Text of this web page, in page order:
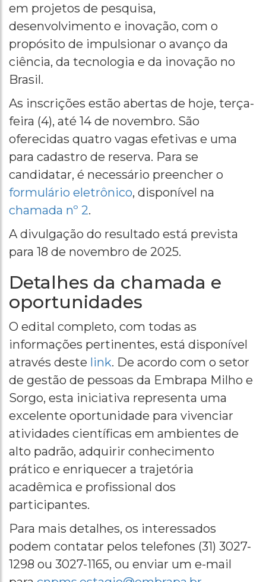
em projetos de pesquisa,
desenvolvimento e inovação, com o
propósito de impulsionar o avanço da
ciência, da tecnologia e da inovação no
Brasil.
As inscrições estão abertas de hoje, terça-
feira (4), até 14 de novembro. São
oferecidas quatro vagas efetivas e uma
para cadastro de reserva. Para se
candidatar, é necessário preencher o
formulário eletrônico, disponível na
chamada nº 2.
A divulgação do resultado está prevista
para 18 de novembro de 2025.
Detalhes da chamada e
oportunidades
O edital completo, com todas as
informações pertinentes, está disponível
através deste link. De acordo com o setor
de gestão de pessoas da Embrapa Milho e
Sorgo, esta iniciativa representa uma
excelente oportunidade para vivenciar
atividades científicas em ambientes de
alto padrão, adquirir conhecimento
prático e enriquecer a trajetória
acadêmica e profissional dos
participantes.
Para mais detalhes, os interessados
podem contatar pelos telefones (31) 3027-
1298 ou 3027-1165, ou enviar um e-mail